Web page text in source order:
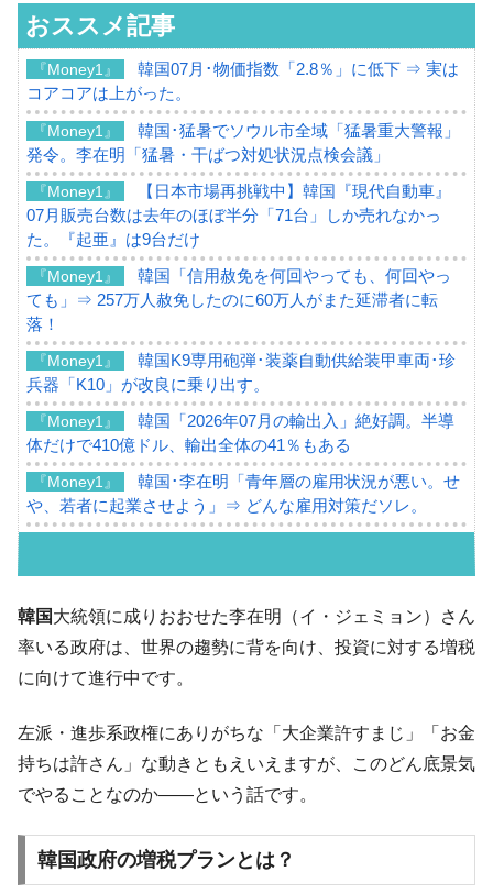
おススメ記事
『Money1』
韓国07月･物価指数「2.8％」に低下 ⇒ 実は
コアコアは上がった。
『Money1』
韓国･猛暑でソウル市全域「猛暑重大警報」
発令。李在明「猛暑・干ばつ対処状況点検会議」
『Money1』
【日本市場再挑戦中】韓国『現代自動車』
07月販売台数は去年のほぼ半分「71台」しか売れなかっ
た。『起亜』は9台だけ
『Money1』
韓国「信用赦免を何回やっても、何回やっ
ても」⇒ 257万人赦免したのに60万人がまた延滞者に転
落！
『Money1』
韓国K9専用砲弾･装薬自動供給装甲車両･珍
兵器「K10」が改良に乗り出す。
『Money1』
韓国「2026年07月の輸出入」絶好調。半導
体だけで410億ドル、輸出全体の41％もある
『Money1』
韓国･李在明「青年層の雇用状況が悪い。せ
や、若者に起業させよう」⇒ どんな雇用対策だソレ。
『Money1』
ーにウソのデータを入力したのは明白だ」
言。
『Money1』
韓国は「中国と同じく」投資に不適格な国
『Money1』
『韓国銀行』が「金の保有量を増やしま
す」⇒「金を経由するドル入手」手段ではないのか？
『Money1』
韓国･外為取引量「1日当たり1,214.4億ド
ル」まで拡大 ⇒ 海外資金の動きに強く左右される状態
韓国大統領に成りおおせた李在明（イ・ジェミョン）さん
率いる政府は、世界の趨勢に背を向け、投資に対する増税
に向けて進行中です。
左派・進歩系政権にありがちな「大企業許すまじ」「お金
持ちは許さん」な動きともえいえますが、このどん底景気
でやることなのか――という話です。
韓国政府の増税プランとは？